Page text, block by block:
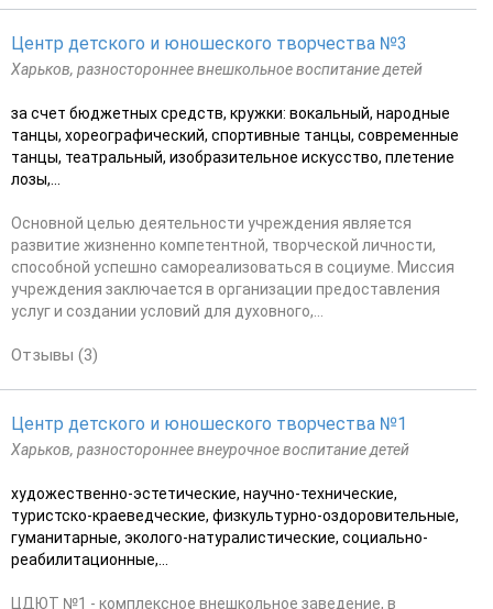
Центр детского и юношеского творчества №3
Харьков, разностороннее внешкольное воспитание детей
за счет бюджетных средств, кружки: вокальный, народные
танцы, хореографический, спортивные танцы, современные
танцы, театральный, изобразительное искусство, плетение
лозы,...
Основной целью деятельности учреждения является
развитие жизненно компетентной, творческой личности,
способной успешно самореализоваться в социуме. Миссия
учреждения заключается в организации предоставления
услуг и создании условий для духовного,...
Отзывы (3)
Центр детского и юношеского творчества №1
Харьков, разностороннее внеурочное воспитание детей
художественно-эстетические, научно-технические,
туристско-краеведческие, физкультурно-оздоровительные,
гуманитарные, эколого-натуралистические, социально-
реабилитационные,...
ЦДЮТ №1 - комплексное внешкольное заведение, в